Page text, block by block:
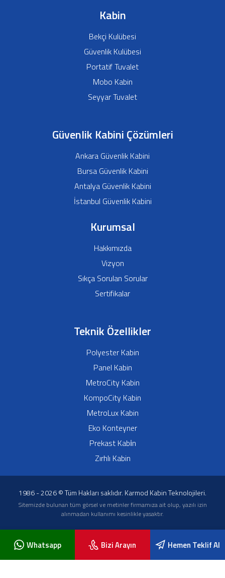
Kabin
Bekçi Kulübesi
Güvenlik Kulübesi
Portatif Tuvalet
Mobo Kabin
Seyyar Tuvalet
Güvenlik Kabini Çözümleri
Ankara Güvenlik Kabini
Bursa Güvenlik Kabini
Antalya Güvenlik Kabini
İstanbul Güvenlik Kabini
Kurumsal
Hakkımızda
Vizyon
Sıkça Sorulan Sorular
Sertifikalar
Teknik Özellikler
Polyester Kabin
Panel Kabin
MetroCity Kabin
KompoCity Kabin
MetroLux Kabin
Eko Konteyner
Prekast Kabi̇n
Zırhlı Kabin
1986 - 2026 © Tüm Hakları saklıdır. Karmod Kabin Teknolojileri.
Sitemizde bulunan tüm görsel ve metinler firmamıza ait olup, yazılı izin
alınmadan kullanımı kesinlikle yasaktır.
Blog Yazıları KVK Metni Servis Formu
Sıkça Sorulan Sorular
İletişim
Karmod Cabin
Whatsapp Bizi Arayın Hemen Teklif Al